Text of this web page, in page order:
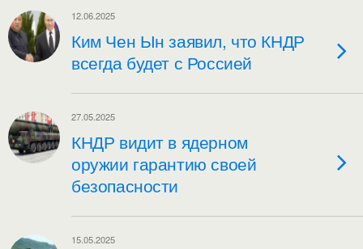
12.06.2025
Ким Чен Ын заявил, что КНДР
всегда будет с Россией
27.05.2025
КНДР видит в ядерном
оружии гарантию своей
безопасности
15.05.2025